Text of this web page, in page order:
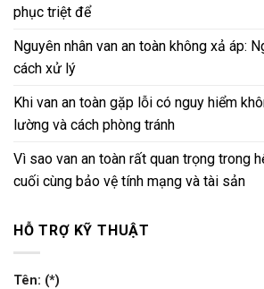
phục triệt để
Nguyên nhân van an toàn không xả áp:
cách xử lý
Khi van an toàn gặp lỗi có nguy hiểm
lường và cách phòng tránh
Vì sao van an toàn rất quan trọng trong
cuối cùng bảo vệ tính mạng và tài sản
HỖ TRỢ KỸ THUẬT
Tên: (*)